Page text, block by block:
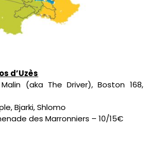
d’Uzès
(aka The Driver), Boston 168,
Bjarki, Shlomo
des Marronniers – 10/15€